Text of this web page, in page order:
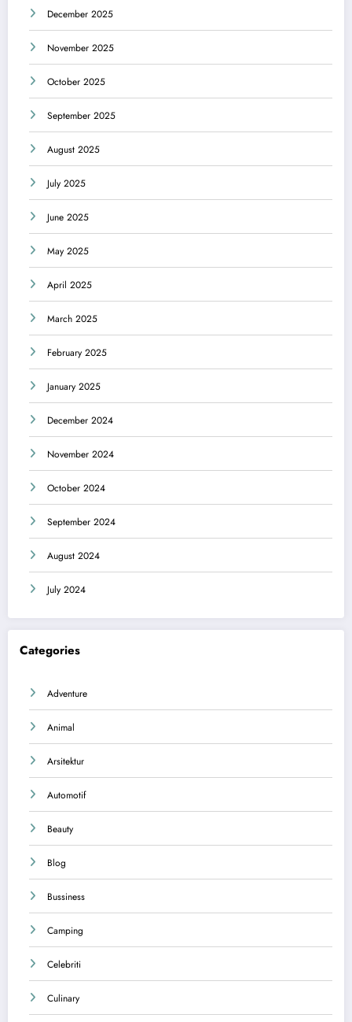
December 2025
November 2025
October 2025
September 2025
August 2025
July 2025
June 2025
May 2025
April 2025
March 2025
February 2025
January 2025
December 2024
November 2024
October 2024
September 2024
August 2024
July 2024
Categories
Adventure
Animal
Arsitektur
Automotif
Beauty
Blog
Bussiness
Camping
Celebriti
Culinary